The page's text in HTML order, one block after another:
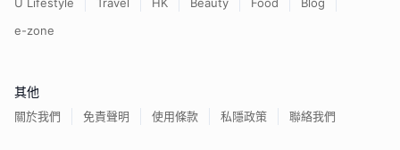
e-zone
其他
關於我們 免責聲明 使用條款 私隱政策 聯絡我們